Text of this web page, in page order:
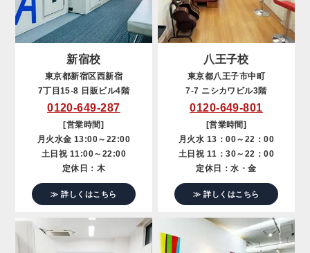
新宿校
東京都新宿区西新宿
7丁目15-8 日販ビル4階
0120-649-287
[営業時間]
月火水金 13:00～22:00
土日祝 11:00～22:00
定休日：木
≫ 詳しくはこちら
八王子校
東京都八王子市中町
7-7 ニシカワビル3階
0120-649-801
[営業時間]
月火水 13：00～22：00
土日祝 11：30～22：00
定休日：水・金
≫ 詳しくはこちら